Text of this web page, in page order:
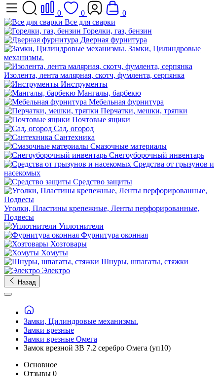
0 0
0
Все для сварки
Горелки, газ, бензин
Дверная фурнитура
Замки, Цилиндровые
механизмы.
Изолента, лента малярная, скотч, фумлента, серпянка
Инструменты
Мангалы, барбекю
Мебельная фурнитура
Перчатки, мешки, тряпки
Почтовые ящики
Сад, огород
Сантехника
Смазочные материалы
Снегоуборочный инвентарь
Средства от грызунов и
насекомых
Средство защиты
Уголки, Пластины крепежные, Ленты перфорированные,
Подвесы
Уплотнители
Фурнитура оконная
Хозтовары
Хомуты
Шнуры, шпагаты, стяжки
Электро
Назад
Замки, Цилиндровые механизмы.
Замки врезные
Замки врезные Омега
Замок врезной ЗВ 7.2 серебро Омега (уп10)
Основное
Отзывы 0